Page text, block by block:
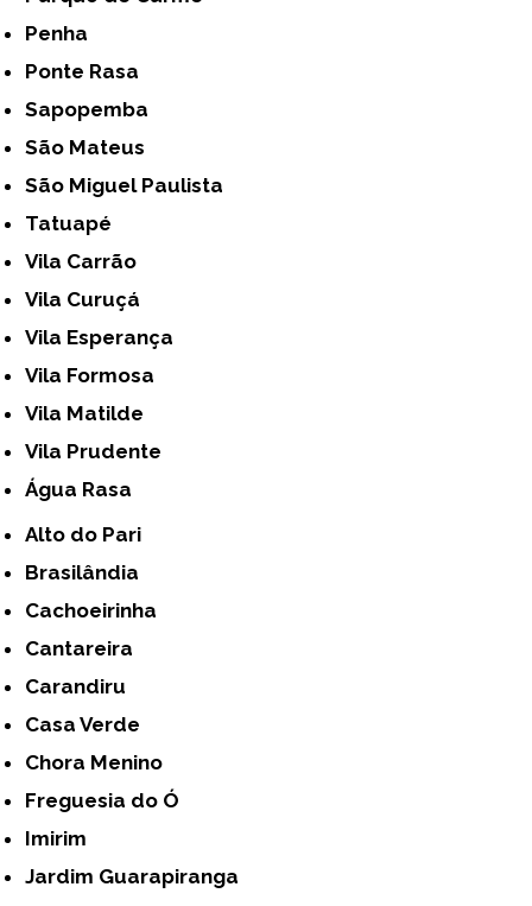
Penha
Ponte Rasa
Sapopemba
São Mateus
São Miguel Paulista
Tatuapé
Vila Carrão
Vila Curuçá
Vila Esperança
Vila Formosa
Vila Matilde
Vila Prudente
Água Rasa
Alto do Pari
Brasilândia
Cachoeirinha
Cantareira
Carandiru
Casa Verde
Chora Menino
Freguesia do Ó
Imirim
Jardim Guarapiranga